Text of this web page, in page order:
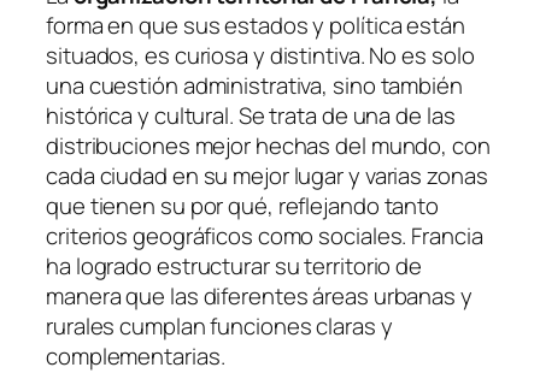
forma en que sus estados y política están
situados, es curiosa y distintiva. No es solo
una cuestión administrativa, sino también
histórica y cultural. Se trata de una de las
distribuciones mejor hechas del mundo, con
cada ciudad en su mejor lugar y varias zonas
que tienen su por qué, reflejando tanto
criterios geográficos como sociales. Francia
ha logrado estructurar su territorio de
manera que las diferentes áreas urbanas y
rurales cumplan funciones claras y
complementarias.